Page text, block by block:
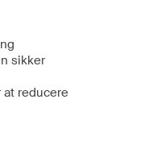
sikker
at reducere